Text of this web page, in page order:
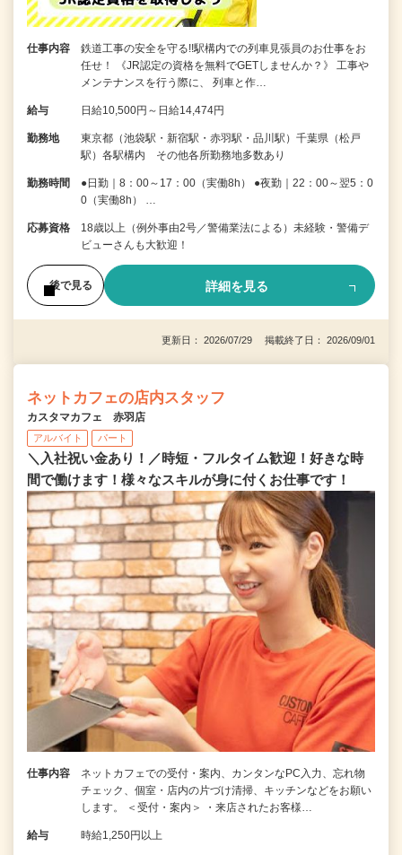
仕事内容
鉄道工事の安全を守る!!駅構内での列車見張員のお仕事をお
任せ！ 《JR認定の資格を無料でGETしませんか？》 工事や
メンテナンスを行う際に、 列車と作…
給与 日給10,500円～日給14,474円
勤務地
東京都（池袋駅・新宿駅・赤羽駅・品川駅）千葉県（松戸
駅）各駅構内 その他各所勤務地多数あり
勤務時間
●日勤｜8：00～17：00（実働8h） ●夜勤｜22：00～翌5：0
0（実働8h） …
応募資格
18歳以上（例外事由2号／警備業法による）未経験・警備デ
ビューさんも大歓迎！
後で見る 詳細を見る
更新日： 2026/07/29 掲載終了日： 2026/09/01
ネットカフェの店内スタッフ
カスタマカフェ 赤羽店
アルバイト パート
＼入社祝い金あり！／時短・フルタイム歓迎！好きな時
間で働けます！様々なスキルが身に付くお仕事です！
仕事内容
ネットカフェでの受付・案内、カンタンなPC入力、忘れ物
チェック、個室・店内の片づけ清掃、キッチンなどをお願い
します。 ＜受付・案内＞ ・来店されたお客様…
給与 時給1,250円以上